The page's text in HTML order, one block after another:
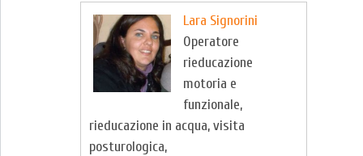
Lara Signorini
Operatore
rieducazione
motoria e
funzionale,
rieducazione in acqua, visita
posturologica,